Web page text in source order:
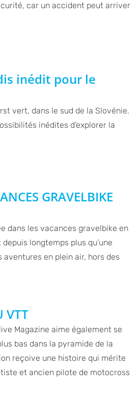
car un accident peut arriver
inédit pour le
vert, dans le sud de la Slovénie.
inédites d’explorer la
GRAVELBIKE
dans les vacances gravelbike en
longtemps plus qu’une
aventures en plein air, hors des
VTT
Magazine aime également se
bas dans la pyramide de la
reçoive une histoire qui mérite
et ancien pilote de motocross